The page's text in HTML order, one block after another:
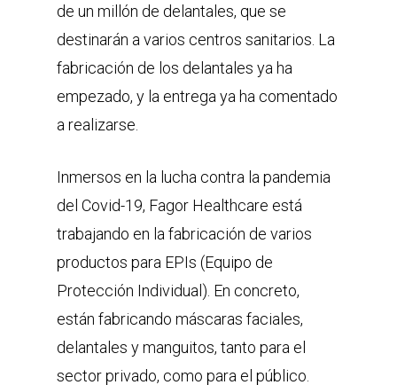
de un millón de delantales, que se
destinarán a varios centros sanitarios. La
fabricación de los delantales ya ha
empezado, y la entrega ya ha comentado
a realizarse.
Inmersos en la lucha contra la pandemia
del Covid-19, Fagor Healthcare está
trabajando en la fabricación de varios
productos para EPIs (Equipo de
Protección Individual). En concreto,
están fabricando máscaras faciales,
delantales y manguitos, tanto para el
sector privado, como para el público.